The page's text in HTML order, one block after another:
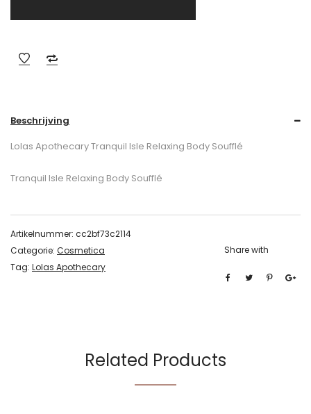
Beschrijving
Lolas Apothecary Tranquil Isle Relaxing Body Soufflé
Tranquil Isle Relaxing Body Soufflé
Artikelnummer: cc2bf73c2114
Categorie: Cosmetica
Tag: Lolas Apothecary
Share with
Related Products